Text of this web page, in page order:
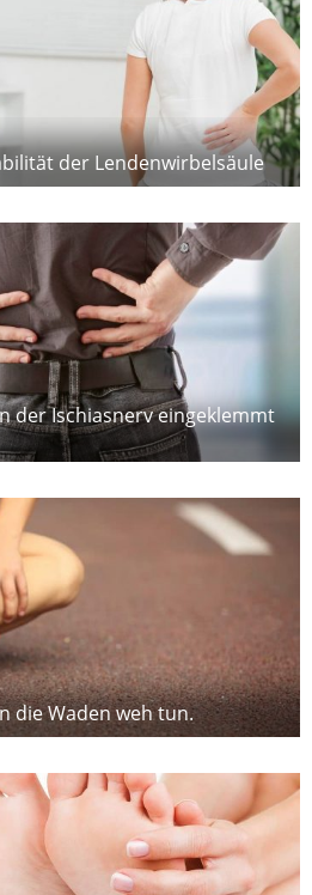
der Lendenwirbelsäule
der Ischiasnerv eingeklemmt
die Waden weh tun.